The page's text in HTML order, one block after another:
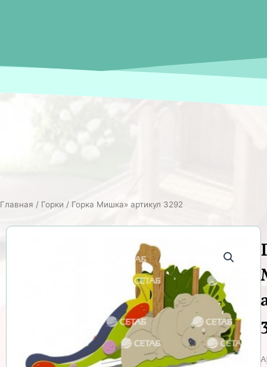
Главная / Горки / Горка Мишка» артикул 3292